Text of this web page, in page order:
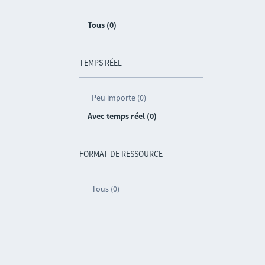
Tous (0)
TEMPS RÉEL
Peu importe (0)
Avec temps réel (0)
FORMAT DE RESSOURCE
Tous (0)